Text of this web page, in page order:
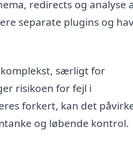
redirects og analyse
separate plugins og
særligt for
risikoen for fejl i
forkert, kan det
og løbende kontrol.